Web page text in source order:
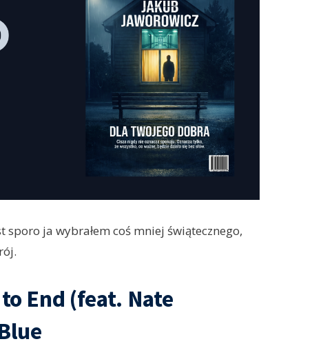
ja wybrałem coś mniej świątecznego,
End (feat. Nate